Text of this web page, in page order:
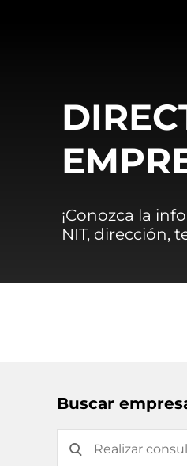
¡Conozca la
NIT, dirección,
Buscar